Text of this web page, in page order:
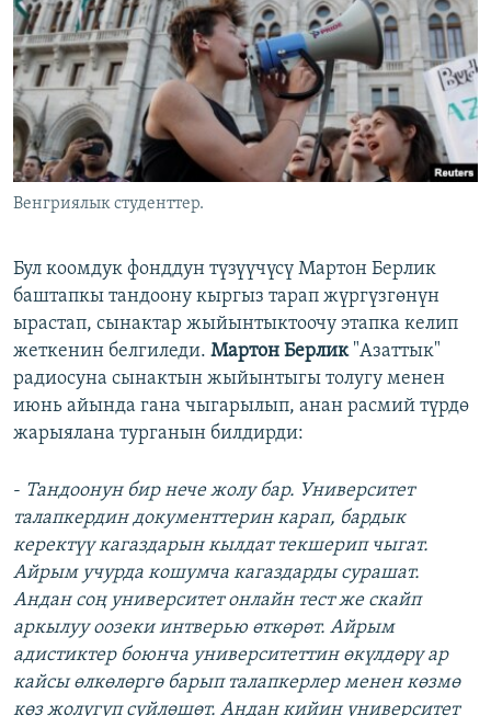
Венгриялык студенттер.
Бул коомдук фонддун түзүүчүсү Мартон Берлик
баштапкы тандоону кыргыз тарап жүргүзгөнүн
ырастап, сынактар жыйынтыктоочу этапка келип
жеткенин белгиледи. Мартон Берлик"Азаттык"
радиосуна сынактын жыйынтыгы толугу менен
июнь айында гана чыгарылып, анан расмий түрдө
жарыялана турганын билдирди:
- Тандоонун бир нече жолу бар. Университет
талапкердин документтерин карап, бардык
керектүү кагаздарын кылдат текшерип чыгат.
Айрым учурда кошумча кагаздарды сурашат.
Андан соң университет онлайн тест же скайп
аркылуу оозеки интверью өткөрөт. Айрым
адистиктер боюнча университеттин өкүлдөрү ар
кайсы өлкөлөргө барып талапкерлер менен көзмө
көз жолугуп сүйлөшөт. Андан кийин университет